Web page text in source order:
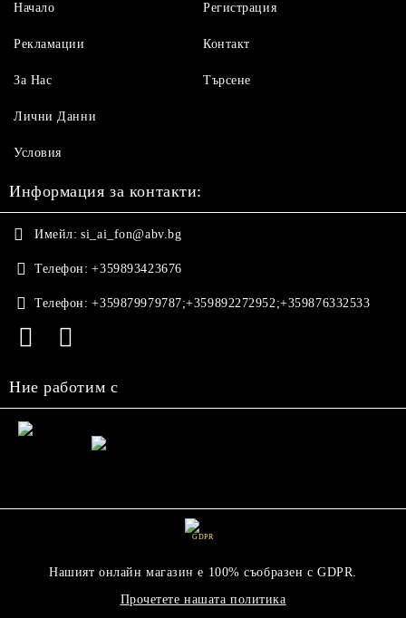
Начало
Рекламации
За Нас
Регистрация
Контакт
Търсене
Лични Данни
Условия
Информация за контакти:
Имейл: si_ai_fon@abv.bg
Телефон: +359893423676
Телефон: +359879979787;+359892272952;+359876332533
Ние работим с
GDPR
Нашият онлайн магазин е 100% съобразен с GDPR.
Прочетете нашата политика